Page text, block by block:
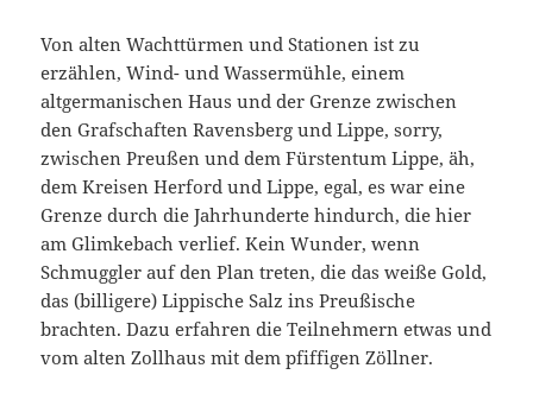
Von alten Wachttürmen und Stationen ist zu
erzählen, Wind- und Wassermühle, einem
altgermanischen Haus und der Grenze zwischen
den Grafschaften Ravensberg und Lippe, sorry,
zwischen Preußen und dem Fürstentum Lippe, äh,
dem Kreisen Herford und Lippe, egal, es war eine
Grenze durch die Jahrhunderte hindurch, die hier
am Glimkebach verlief. Kein Wunder, wenn
Schmuggler auf den Plan treten, die das weiße Gold,
das (billigere) Lippische Salz ins Preußische
brachten. Dazu erfahren die Teilnehmern etwas und
vom alten Zollhaus mit dem pfiffigen Zöllner.